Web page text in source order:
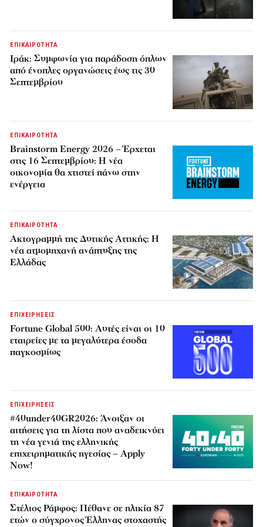
ΕΠΙΚΑΙΡΟΤΗΤΑ
Ιράκ: Συμφωνία για παράδοση όπλων
από ένοπλες οργανώσεις έως τις 30
Σεπτεμβρίου
ΕΠΙΚΑΙΡΟΤΗΤΑ
Brainstorm Energy 2026 – Έρχεται
στις 16 Σεπτεμβρίου: Η νέα
οικονομία θα χτιστεί πάνω στην
ενέργεια
ΕΠΙΚΑΙΡΟΤΗΤΑ
Ακτογραμμή της Δυτικής Αττικής: Η
νέα ατμομηχανή ανάπτυξης της
Ελλάδας
ΕΠΙΧΕΙΡΗΣΕΙΣ
Fortune Global 500: Αυτές είναι οι 10
εταιρείες με τα μεγαλύτερα έσοδα
παγκοσμίως
ΕΠΙΧΕΙΡΗΣΕΙΣ
#40under40GR2026: Άνοιξαν οι
αιτήσεις για τη λίστα που αναδεικνύει
τη νέα γενιά της ελληνικής
επιχειρηματικής ηγεσίας – Apply
Now!
ΕΠΙΚΑΙΡΟΤΗΤΑ
Στέλιος Ράμφος: Πέθανε σε ηλικία 87
ετών ο σύγχρονος Έλληνας στοχαστής